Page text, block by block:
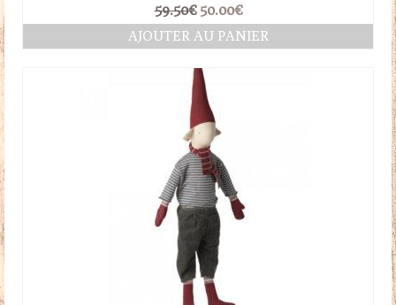
59.50€ Le
prix
initial
59.50€.
50.00€Le
prix
actuel
AJOUTER AU PANIER